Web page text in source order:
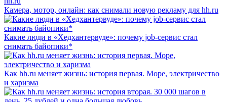
Камера, мотор, онлайн: как снимали новую рекламу для hh.ru
Какие люди в «Хедхантервуде»: почему job-сервис стал
снимать байопики*
Как hh.ru меняет жизнь: история первая. Море, электричество
и харизма